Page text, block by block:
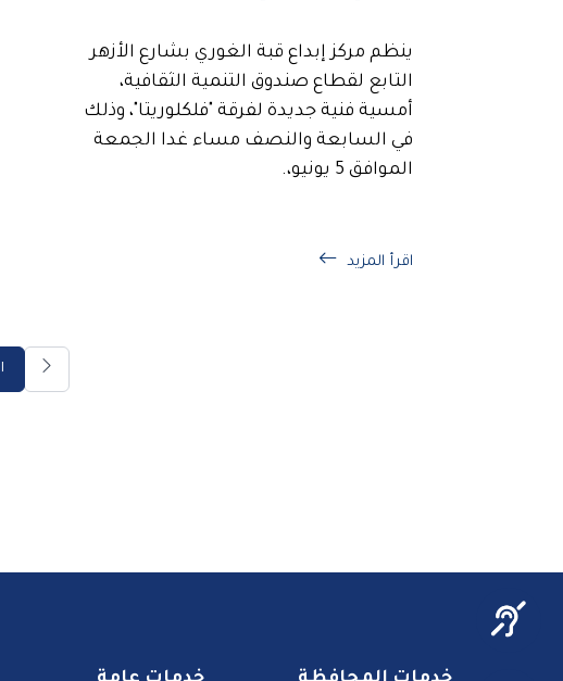
ينظم مركز إبداع قبة الغوري بشارع الأزهر
التابع لقطاع صندوق التنمية الثقافية،
أمسية فنية جديدة لفرقة "فلكلوريتا"، وذلك
في السابعة والنصف مساء غدا الجمعة
الموافق 5 يونيو،.
اقرأ المزيد
١